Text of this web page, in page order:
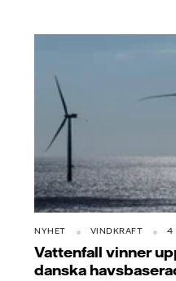
NYHET VINDKRAFT 4
Vattenfall vinner
danska